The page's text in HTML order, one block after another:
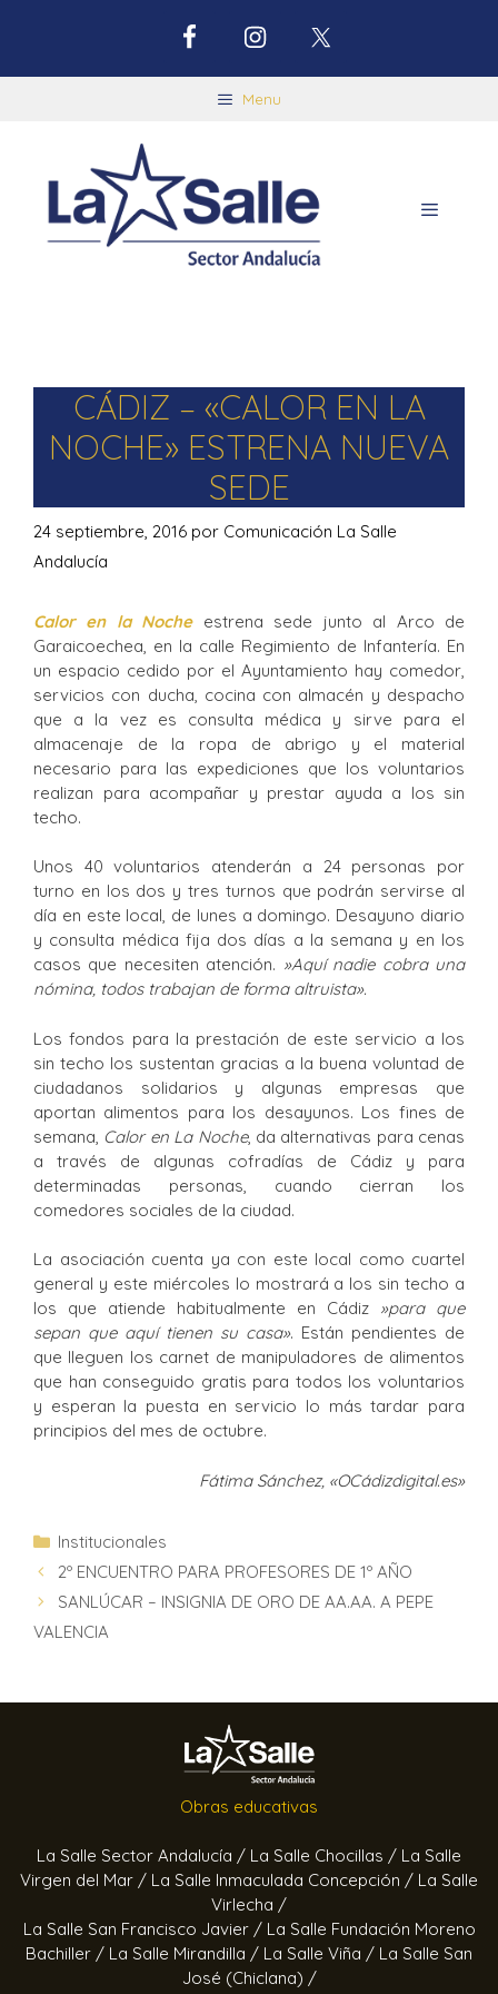
Menu
CÁDIZ – «CALOR EN LA
NOCHE» ESTRENA NUEVA
SEDE
24 septiembre, 2016 por Comunicación La Salle
Andalucía
Calor en la Nocheestrena sede junto al Arco de
Garaicoechea, en la calle Regimiento de Infantería. En
un espacio cedido por el Ayuntamiento hay comedor,
servicios con ducha, cocina con almacén y despacho
que a la vez es consulta médica y sirve para el
almacenaje de la ropa de abrigo y el material
necesario para las expediciones que los voluntarios
realizan para acompañar y prestar ayuda a los sin
techo.
Unos 40 voluntarios atenderán a 24 personas por
turno en los dos y tres turnos que podrán servirse al
día en este local, de lunes a domingo. Desayuno diario
y consulta médica fija dos días a la semana y en los
casos que necesiten atención. »Aquí nadie cobra una
nómina, todos trabajan de forma altruista».
Los fondos para la prestación de este servicio a los
sin techo los sustentan gracias a la buena voluntad de
ciudadanos solidarios y algunas empresas que
aportan alimentos para los desayunos. Los fines de
semana, Calor en La Noche, da alternativas para cenas
a través de algunas cofradías de Cádiz y para
determinadas personas, cuando cierran los
comedores sociales de la ciudad.
La asociación cuenta ya con este local como cuartel
general y este miércoles lo mostrará a los sin techo a
los que atiende habitualmente en Cádiz »para que
sepan que aquí tienen su casa». Están pendientes de
que lleguen los carnet de manipuladores de alimentos
que han conseguido gratis para todos los voluntarios
y esperan la puesta en servicio lo más tardar para
principios del mes de octubre.
Fátima Sánchez, «OCádizdigital.es»
Institucionales
2º ENCUENTRO PARA PROFESORES DE 1º AÑO
SANLÚCAR – INSIGNIA DE ORO DE AA.AA. A PEPE
VALENCIA
Obras educativas
La Salle Sector Andalucía / La Salle Chocillas / La Salle
Virgen del Mar / La Salle Inmaculada Concepción / La Salle
Virlecha /
La Salle San Francisco Javier / La Salle Fundación Moreno
Bachiller / La Salle Mirandilla / La Salle Viña / La Salle San
José (Chiclana) /